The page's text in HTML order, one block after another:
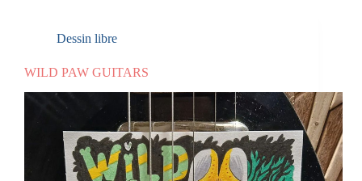
Dessin libre
WILD PAW GUITARS